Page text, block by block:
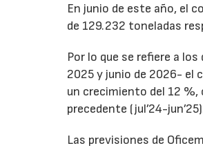
En junio de este año, el
de 129.232 toneladas
Por lo que se refiere a
2025 y junio de 2026- el
un crecimiento del 12 %,
precedente (jul’24-
Las previsiones de